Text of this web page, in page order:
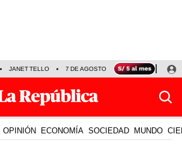
JANET TELLO 7 DE AGOSTO TINKA RESULTADOS
OPINIÓN ECONOMÍA SOCIEDAD MUNDO